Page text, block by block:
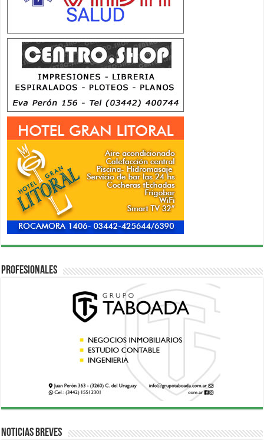
Profesionales
Noticias breves